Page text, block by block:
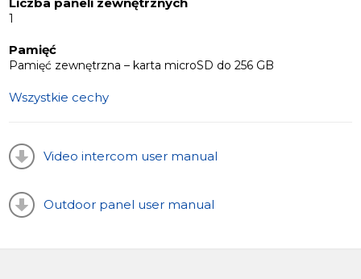
1
Pamięć
Pamięć zewnętrzna – karta microSD do 256 GB
Wszystkie cechy
Video intercom user manual
Outdoor panel user manual